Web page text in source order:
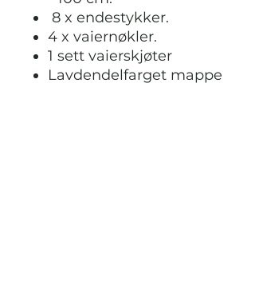
8 x endestykker.
4 x vaiernøkler.
1 sett vaierskjøter
Lavdendelfarget mappe